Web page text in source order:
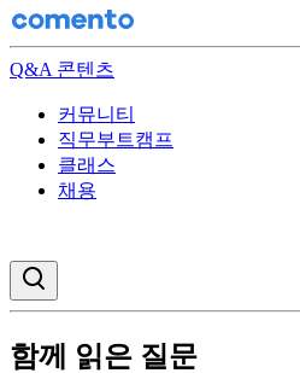
Q&A 콘텐츠
커뮤니티
직무부트캠프
클래스
채용
함께 읽은 질문